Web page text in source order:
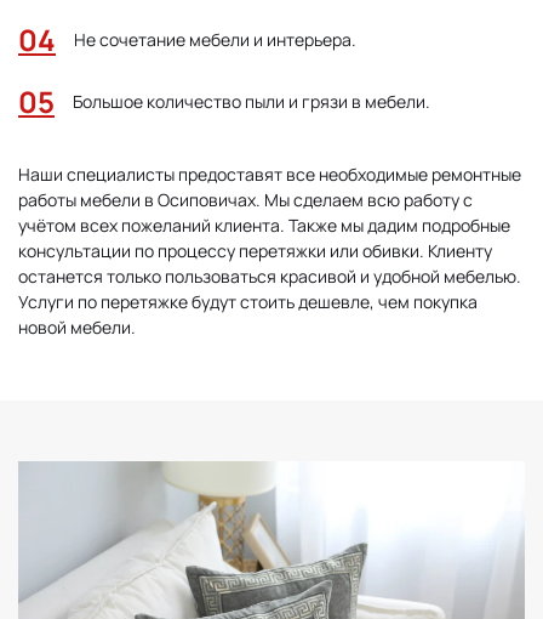
Не сочетание мебели и интерьера.
Большое количество пыли и грязи в мебели.
Наши специалисты предоставят все необходимые ремонтные
работы мебели в Осиповичах. Мы сделаем всю работу с
учётом всех пожеланий клиента. Также мы дадим подробные
консультации по процессу перетяжки или обивки. Клиенту
останется только пользоваться красивой и удобной мебелью.
Услуги по перетяжке будут стоить дешевле, чем покупка
новой мебели.